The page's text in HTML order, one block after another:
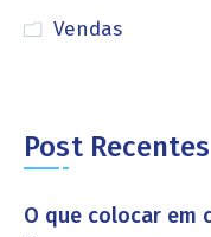
Vendas
Post Recentes
O que colocar em